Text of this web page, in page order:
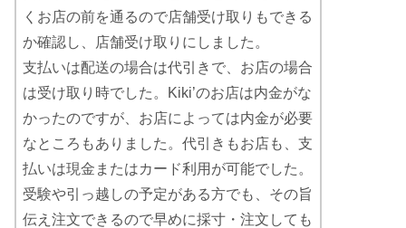
くお店の前を通るので店舗受け取りもできる
か確認し、店舗受け取りにしました。
支払いは配送の場合は代引きで、お店の場合
は受け取り時でした。Kiki’のお店は内金がな
かったのですが、お店によっては内金が必要
なところもありました。代引きもお店も、支
払いは現金またはカード利用が可能でした。
受験や引っ越しの予定がある方でも、その旨
伝え注文できるので早めに採寸・注文しても